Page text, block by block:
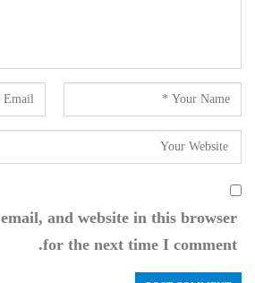
and website in this browser
for the next time I comment.